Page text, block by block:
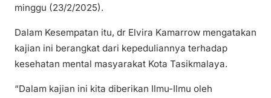
minggu (23/2/2025).
Dalam Kesempatan itu, dr Elvira Kamarrow mengatakan
kajian ini berangkat dari kepeduliannya terhadap
kesehatan mental masyarakat Kota Tasikmalaya.
“Dalam kajian ini kita diberikan Ilmu-Ilmu oleh